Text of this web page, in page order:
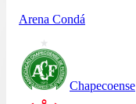
Arena Condá
Chapecoense